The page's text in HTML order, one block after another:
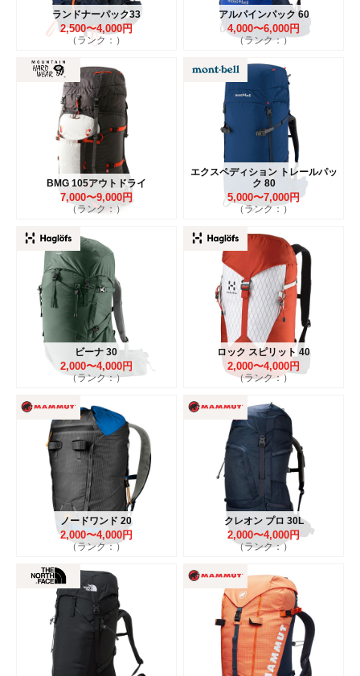
ランドナーパック33
2,500〜4,000円
（ランク：）
アルパインパック 60
4,000〜6,000円
（ランク：）
BMG 105アウトドライ
7,000〜9,000円
（ランク：）
エクスペディション トレールパッ
ク 80
5,000〜7,000円
（ランク：）
ビーナ 30
2,000〜4,000円
（ランク：）
ロック スピリット 40
2,000〜4,000円
（ランク：）
ノードワンド 20
2,000〜4,000円
（ランク：）
クレオン プロ 30L
2,000〜4,000円
（ランク：）